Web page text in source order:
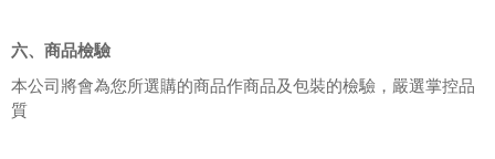
六、商品檢驗
本公司將會為您所選購的商品作商品及包裝的檢驗，嚴選掌控品
質